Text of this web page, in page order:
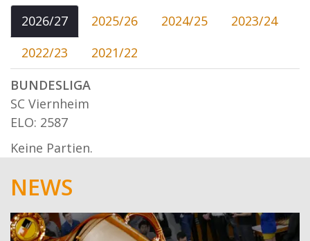
2026/27 2025/26 2024/25
2023/24
2022/23
2021/22
BUNDESLIGA
SC Viernheim
ELO: 2587
Keine Partien.
NEWS